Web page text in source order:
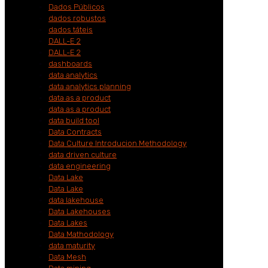
Dados Públicos
dados robustos
dados táteis
DALL-E 2
DALL-E 2
dashboards
data analytics
data analytics planning
data as a product
data as a product
data build tool
Data Contracts
Data Culture Introducion Methodology
data driven culture
data engineering
Data Lake
Data Lake
data lakehouse
Data Lakehouses
Data Lakes
Data Mathodology
data maturity
Data Mesh